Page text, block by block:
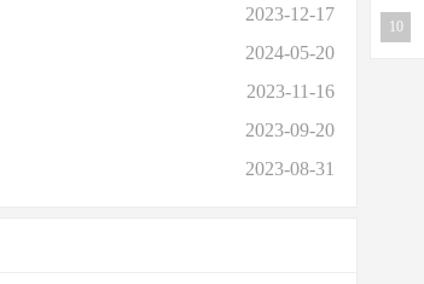
2023-12-17
2024-05-20
2023-11-16
2023-09-20
2023-08-31
10